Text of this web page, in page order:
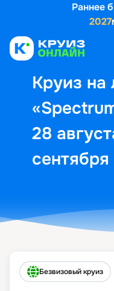
Раннее
2027
Круиз на
28
Безвизовый круиз